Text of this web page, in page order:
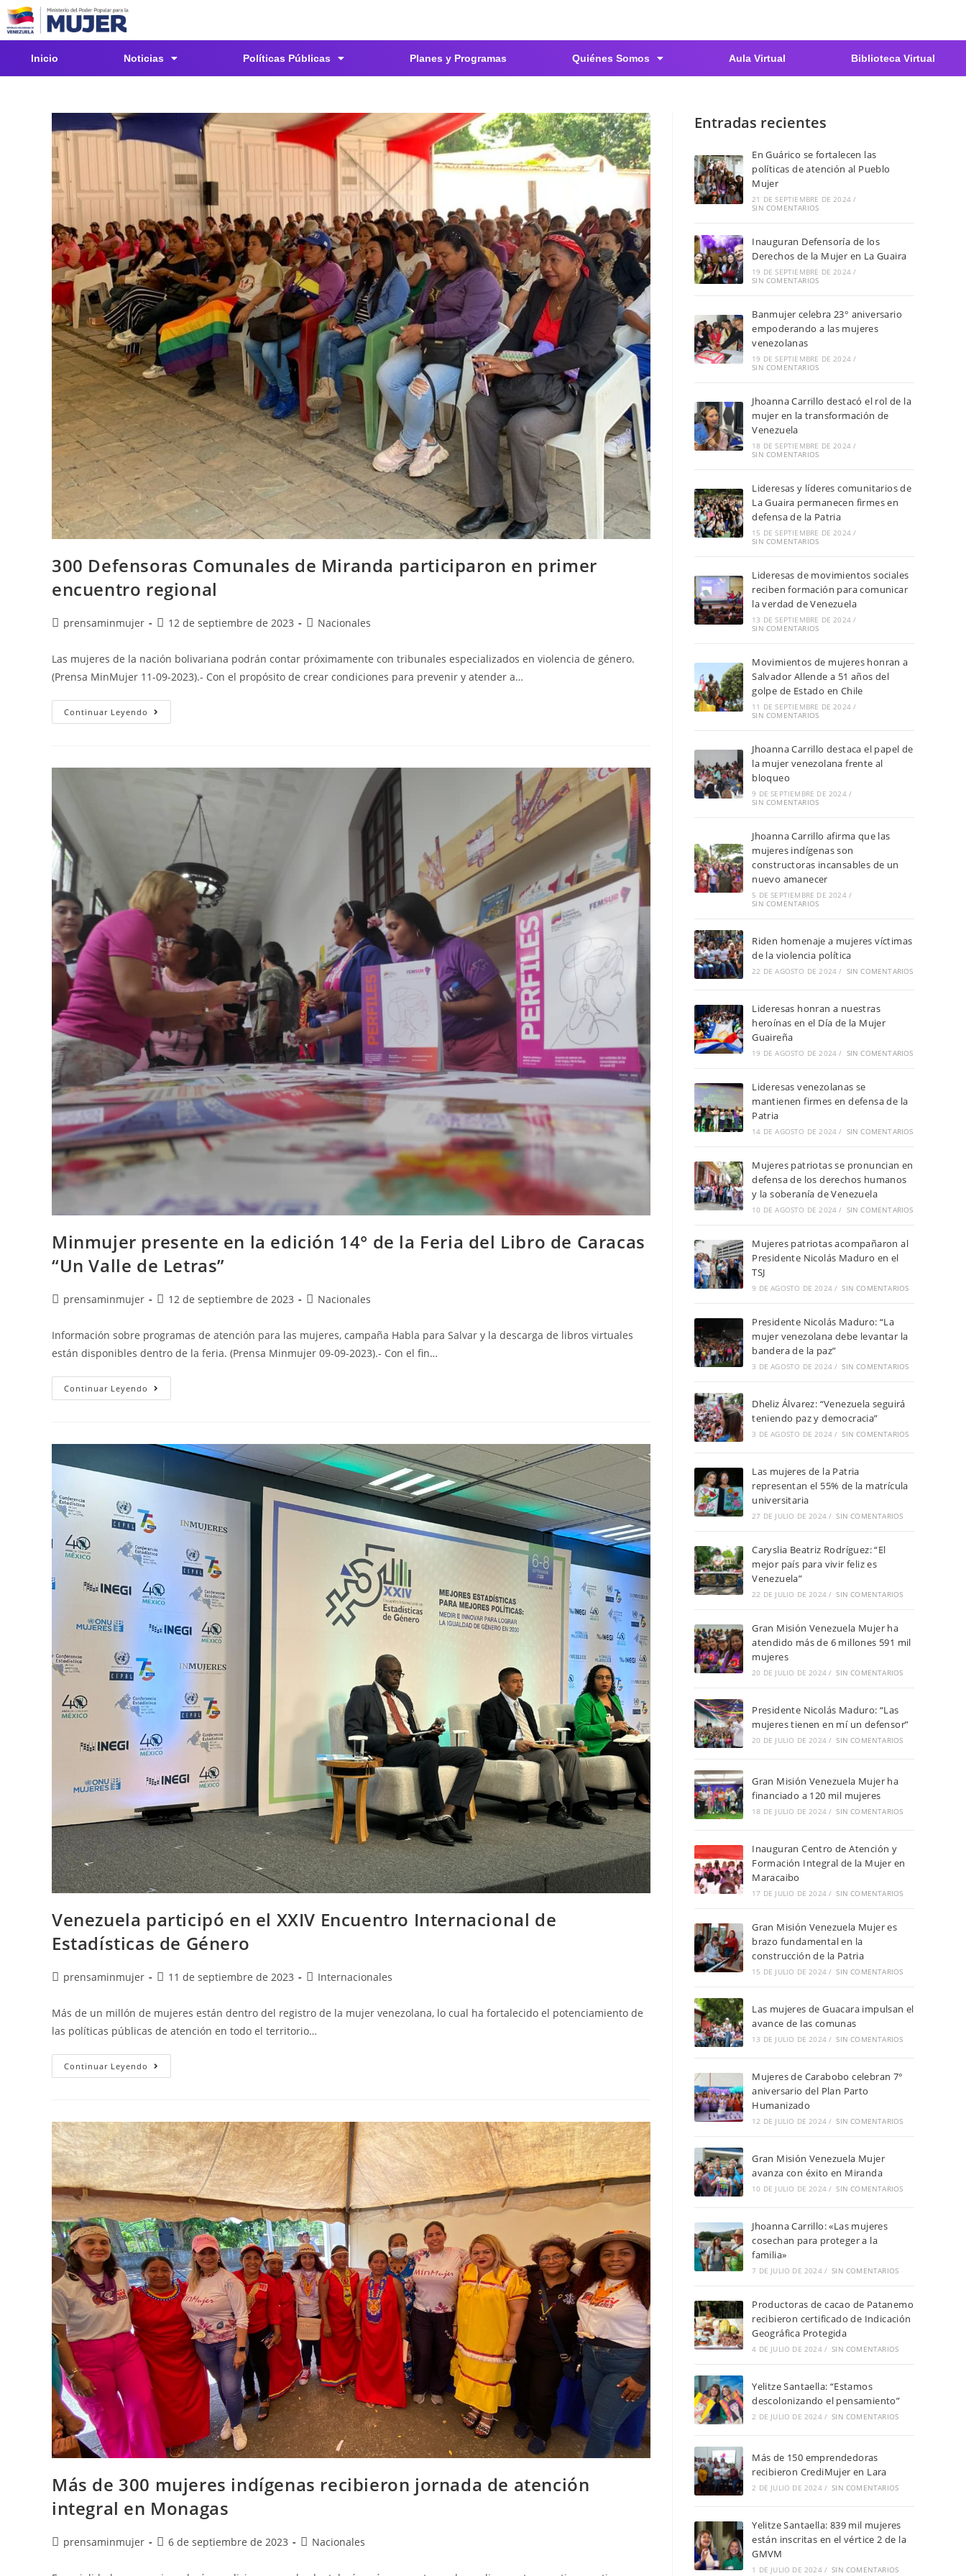
Inicio Noticias Políticas Públicas Planes y Programas Quiénes Somos Aula Virtual Biblioteca Virtual
300 Defensoras Comunales de Miranda participaron en primer
encuentro regional
prensaminmujer 12 de septiembre de 2023 Nacionales
Las mujeres de la nación bolivariana podrán contar próximamente con tribunales especializados en violencia de género.
(Prensa MinMujer 11-09-2023).- Con el propósito de crear condiciones para prevenir y atender a…
Continuar Leyendo
Minmujer presente en la edición 14° de la Feria del Libro de Caracas
“Un Valle de Letras”
prensaminmujer 12 de septiembre de 2023 Nacionales
Información sobre programas de atención para las mujeres, campaña Habla para Salvar y la descarga de libros virtuales
están disponibles dentro de la feria. (Prensa Minmujer 09-09-2023).- Con el fin…
Continuar Leyendo
Venezuela participó en el XXIV Encuentro Internacional de
Estadísticas de Género
prensaminmujer 11 de septiembre de 2023 Internacionales
Más de un millón de mujeres están dentro del registro de la mujer venezolana, lo cual ha fortalecido el potenciamiento de
las políticas públicas de atención en todo el territorio…
Continuar Leyendo
Más de 300 mujeres indígenas recibieron jornada de atención
integral en Monagas
prensaminmujer 6 de septiembre de 2023 Nacionales
Entradas recientes
En Guárico se fortalecen las
políticas de atención al Pueblo
Mujer
21 DE SEPTIEMBRE DE 2024 /
SIN COMENTARIOS
Inauguran Defensoría de los
Derechos de la Mujer en La Guaira
19 DE SEPTIEMBRE DE 2024 /
SIN COMENTARIOS
Banmujer celebra 23° aniversario
empoderando a las mujeres
venezolanas
19 DE SEPTIEMBRE DE 2024 /
SIN COMENTARIOS
Jhoanna Carrillo destacó el rol de la
mujer en la transformación de
Venezuela
18 DE SEPTIEMBRE DE 2024 /
SIN COMENTARIOS
Lideresas y líderes comunitarios de
La Guaira permanecen firmes en
defensa de la Patria
15 DE SEPTIEMBRE DE 2024 /
SIN COMENTARIOS
Lideresas de movimientos sociales
reciben formación para comunicar
la verdad de Venezuela
13 DE SEPTIEMBRE DE 2024 /
SIN COMENTARIOS
Movimientos de mujeres honran a
Salvador Allende a 51 años del
golpe de Estado en Chile
11 DE SEPTIEMBRE DE 2024 /
SIN COMENTARIOS
Jhoanna Carrillo destaca el papel de
la mujer venezolana frente al
bloqueo
9 DE SEPTIEMBRE DE 2024 /
SIN COMENTARIOS
Jhoanna Carrillo afirma que las
mujeres indígenas son
constructoras incansables de un
nuevo amanecer
5 DE SEPTIEMBRE DE 2024 /
SIN COMENTARIOS
Riden homenaje a mujeres víctimas
de la violencia política
22 DE AGOSTO DE 2024 / SIN COMENTARIOS
Lideresas honran a nuestras
heroínas en el Día de la Mujer
Guaireña
19 DE AGOSTO DE 2024 / SIN COMENTARIOS
Lideresas venezolanas se
mantienen firmes en defensa de la
Patria
14 DE AGOSTO DE 2024 / SIN COMENTARIOS
Mujeres patriotas se pronuncian en
defensa de los derechos humanos
y la soberanía de Venezuela
10 DE AGOSTO DE 2024 / SIN COMENTARIOS
Mujeres patriotas acompañaron al
Presidente Nicolás Maduro en el
TSJ
9 DE AGOSTO DE 2024 / SIN COMENTARIOS
Presidente Nicolás Maduro: “La
mujer venezolana debe levantar la
bandera de la paz”
3 DE AGOSTO DE 2024 / SIN COMENTARIOS
Dheliz Álvarez: “Venezuela seguirá
teniendo paz y democracia”
3 DE AGOSTO DE 2024 / SIN COMENTARIOS
Las mujeres de la Patria
representan el 55% de la matrícula
universitaria
27 DE JULIO DE 2024 / SIN COMENTARIOS
Caryslia Beatriz Rodríguez: “El
mejor país para vivir feliz es
Venezuela”
22 DE JULIO DE 2024 / SIN COMENTARIOS
Gran Misión Venezuela Mujer ha
atendido más de 6 millones 591 mil
mujeres
20 DE JULIO DE 2024 / SIN COMENTARIOS
Presidente Nicolás Maduro: “Las
mujeres tienen en mí un defensor”
20 DE JULIO DE 2024 / SIN COMENTARIOS
Gran Misión Venezuela Mujer ha
financiado a 120 mil mujeres
18 DE JULIO DE 2024 / SIN COMENTARIOS
Inauguran Centro de Atención y
Formación Integral de la Mujer en
Maracaibo
17 DE JULIO DE 2024 / SIN COMENTARIOS
Gran Misión Venezuela Mujer es
brazo fundamental en la
construcción de la Patria
15 DE JULIO DE 2024 / SIN COMENTARIOS
Las mujeres de Guacara impulsan el
avance de las comunas
13 DE JULIO DE 2024 / SIN COMENTARIOS
Mujeres de Carabobo celebran 7°
aniversario del Plan Parto
Humanizado
12 DE JULIO DE 2024 / SIN COMENTARIOS
Gran Misión Venezuela Mujer
avanza con éxito en Miranda
10 DE JULIO DE 2024 / SIN COMENTARIOS
Jhoanna Carrillo: «Las mujeres
cosechan para proteger a la
familia»
7 DE JULIO DE 2024 / SIN COMENTARIOS
Productoras de cacao de Patanemo
recibieron certificado de Indicación
Geográfica Protegida
4 DE JULIO DE 2024 / SIN COMENTARIOS
Yelitze Santaella: “Estamos
descolonizando el pensamiento”
2 DE JULIO DE 2024 / SIN COMENTARIOS
Más de 150 emprendedoras
recibieron CrediMujer en Lara
2 DE JULIO DE 2024 / SIN COMENTARIOS
Yelitze Santaella: 839 mil mujeres
están inscritas en el vértice 2 de la
GMVM
1 DE JULIO DE 2024 / SIN COMENTARIOS